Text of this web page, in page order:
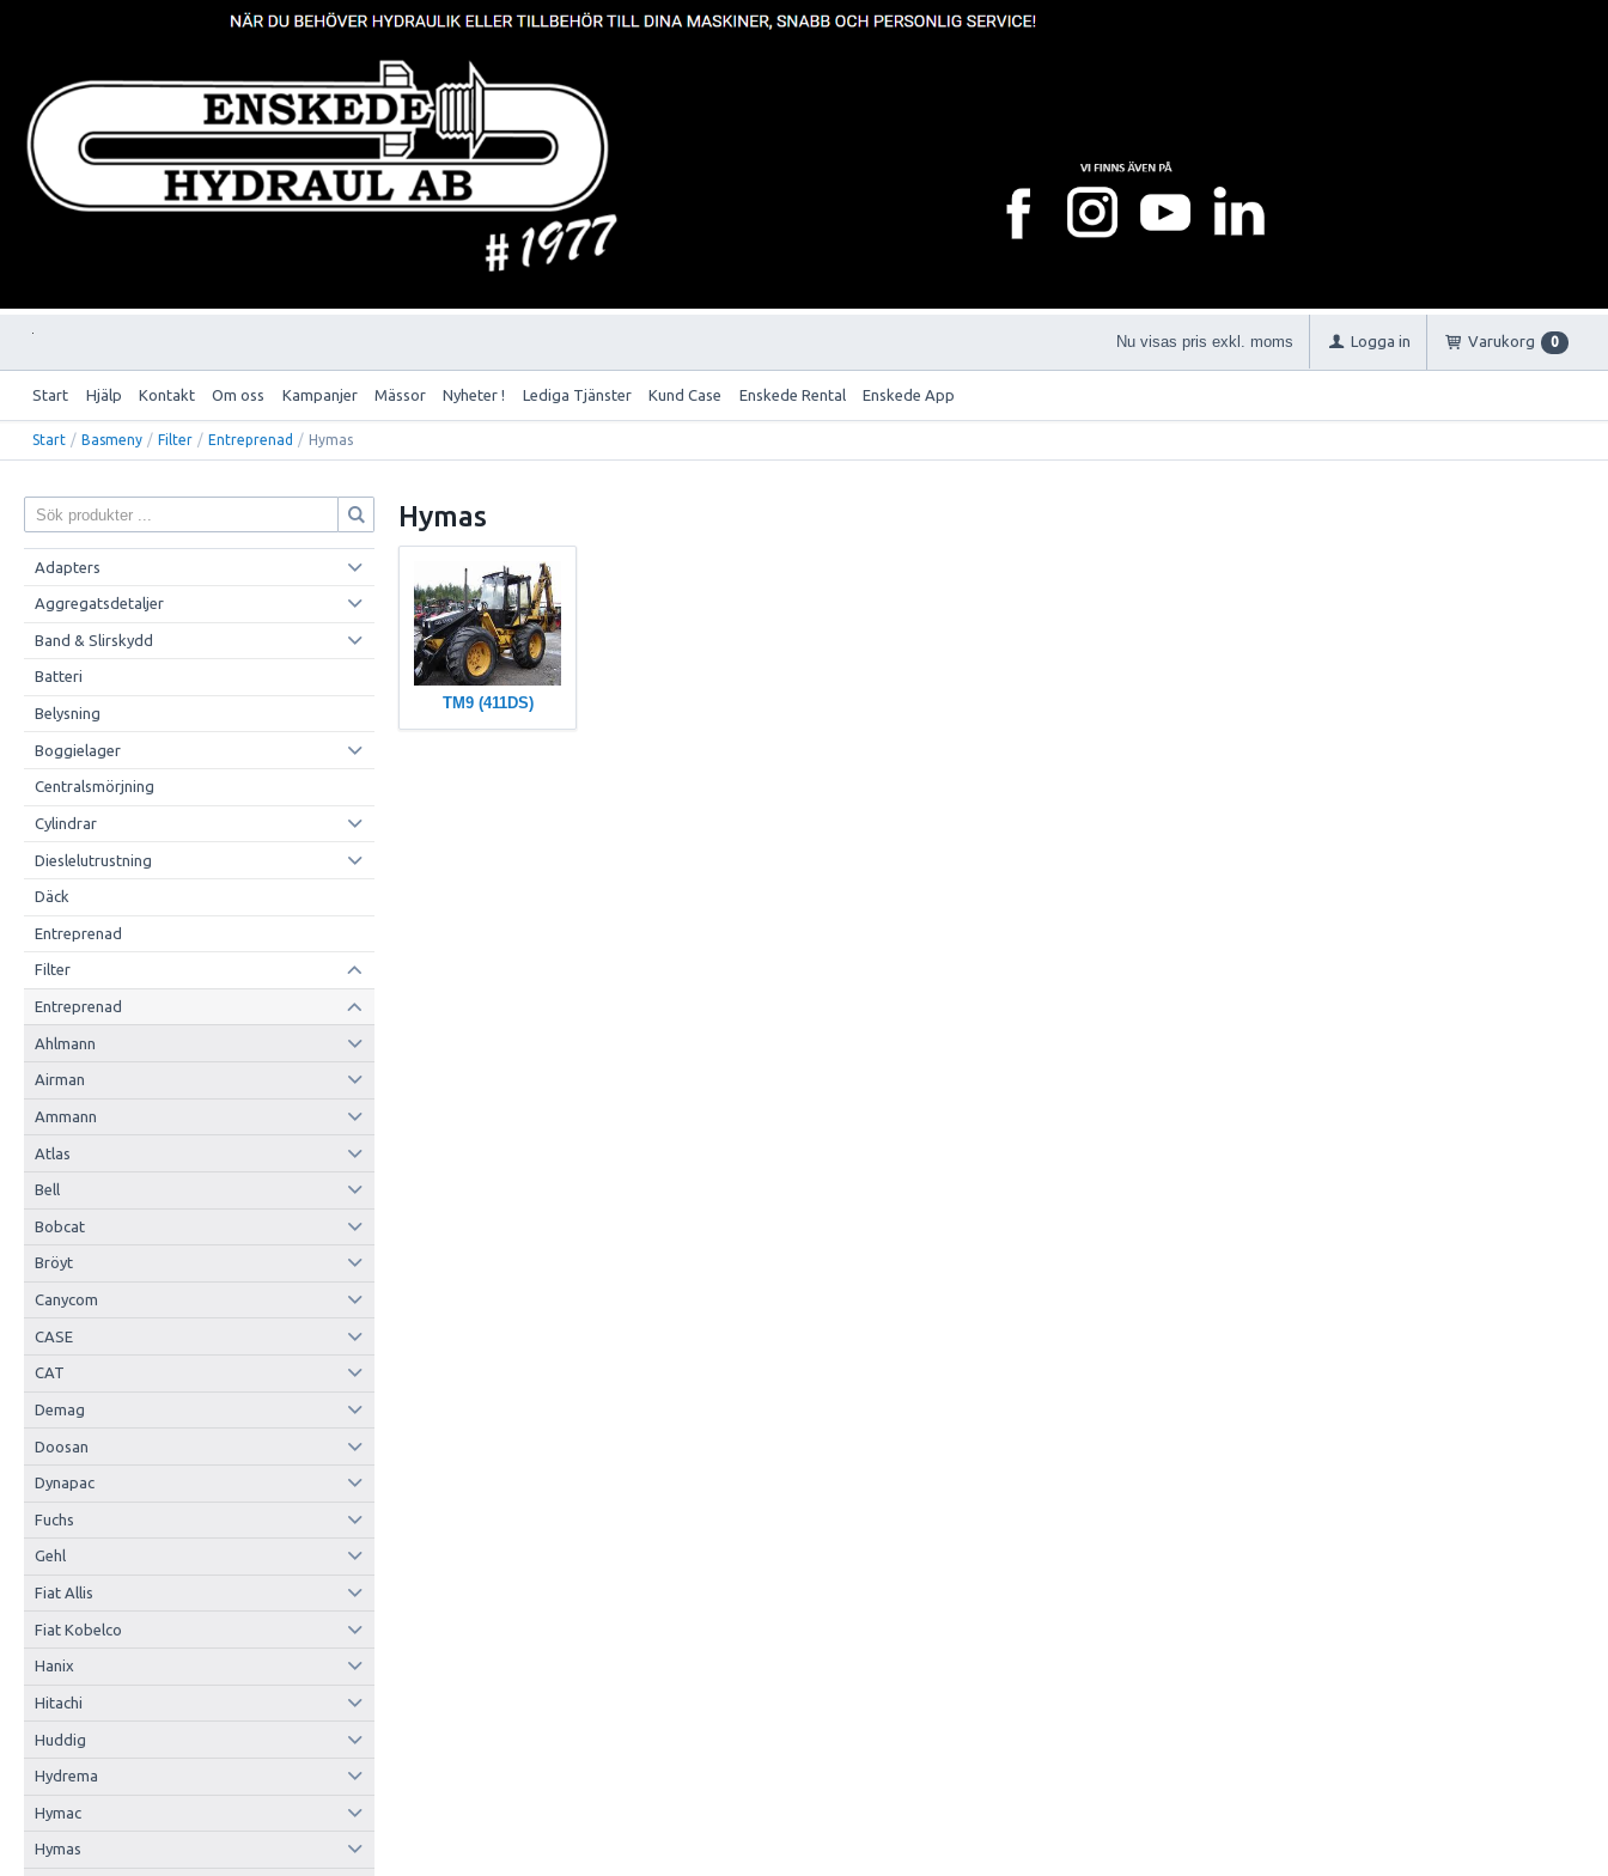
Nu visas pris exkl. moms Logga in Varukorg 0
Start Hjälp Kontakt Om oss Kampanjer Mässor Nyheter ! Lediga Tjänster Kund Case Enskede Rental Enskede App
Start / Basmeny / Filter / Entreprenad / Hymas
Adapters
Aggregatsdetaljer
Band & Slirskydd
Batteri
Belysning
Boggielager
Centralsmörjning
Cylindrar
Dieslelutrustning
Däck
Entreprenad
Filter
Entreprenad
Ahlmann
Airman
Ammann
Atlas
Bell
Bobcat
Bröyt
Canycom
CASE
CAT
Demag
Doosan
Dynapac
Fuchs
Gehl
Fiat Allis
Fiat Kobelco
Hanix
Hitachi
Huddig
Hydrema
Hymac
Hymas
Hymas
TM9 (411DS)